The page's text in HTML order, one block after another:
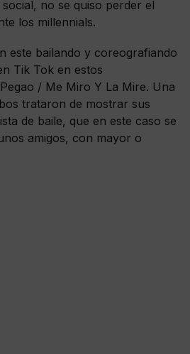
no se quiso perder el
los millennials.
este bailando y coreografiando
Tik Tok en estos
/ Me Miro Y La Mire. Una
trataron de mostrar sus
de baile, que en este caso se
amigos, con mayor o